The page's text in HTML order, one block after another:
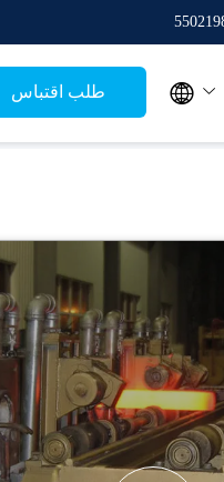
طلب اقتباس 